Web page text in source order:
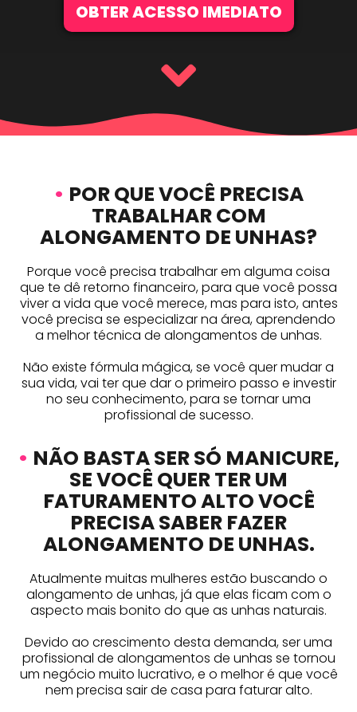
OBTER ACESSO IMEDIATO
• POR QUE VOCÊ PRECISA
TRABALHAR COM
ALONGAMENTO DE UNHAS?
Porque você precisa trabalhar em alguma coisa
que te dê retorno financeiro, para que você possa
viver a vida que você merece, mas para isto, antes
você precisa se especializar na área, aprendendo
a melhor técnica de alongamentos de unhas.
Não existe fórmula mágica, se você quer mudar a
sua vida, vai ter que dar o primeiro passo e investir
no seu conhecimento, para se tornar uma
profissional de sucesso.
• NÃO BASTA SER SÓ MANICURE,
SE VOCÊ QUER TER UM
FATURAMENTO ALTO VOCÊ
PRECISA SABER FAZER
ALONGAMENTO DE UNHAS.
Atualmente muitas mulheres estão buscando o
alongamento de unhas, já que elas ficam com o
aspecto mais bonito do que as unhas naturais.
Devido ao crescimento desta demanda, ser uma
profissional de alongamentos de unhas se tornou
um negócio muito lucrativo, e o melhor é que você
nem precisa sair de casa para faturar alto.